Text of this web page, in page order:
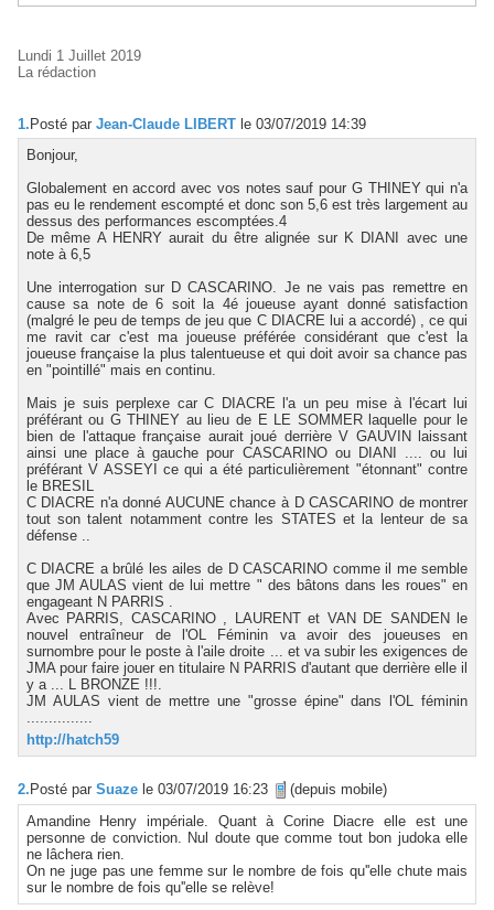
Lundi 1 Juillet 2019
La rédaction
1. Posté par Jean-Claude LIBERT le 03/07/2019 14:39
Bonjour,
Globalement en accord avec vos notes sauf pour G THINEY qui n'a
pas eu le rendement escompté et donc son 5,6 est très largement au
dessus des performances escomptées.4
De même A HENRY aurait du être alignée sur K DIANI avec une
note à 6,5
Une interrogation sur D CASCARINO. Je ne vais pas remettre en
cause sa note de 6 soit la 4é joueuse ayant donné satisfaction
(malgré le peu de temps de jeu que C DIACRE lui a accordé) , ce qui
me ravit car c'est ma joueuse préférée considérant que c'est la
joueuse française la plus talentueuse et qui doit avoir sa chance pas
en "pointillé" mais en continu.
Mais je suis perplexe car C DIACRE l'a un peu mise à l'écart lui
préférant ou G THINEY au lieu de E LE SOMMER laquelle pour le
bien de l'attaque française aurait joué derrière V GAUVIN laissant
ainsi une place à gauche pour CASCARINO ou DIANI .... ou lui
préférant V ASSEYI ce qui a été particulièrement "étonnant" contre
le BRESIL
C DIACRE n'a donné AUCUNE chance à D CASCARINO de montrer
tout son talent notamment contre les STATES et la lenteur de sa
défense ..
C DIACRE a brûlé les ailes de D CASCARINO comme il me semble
que JM AULAS vient de lui mettre " des bâtons dans les roues" en
engageant N PARRIS .
Avec PARRIS, CASCARINO , LAURENT et VAN DE SANDEN le
nouvel entraîneur de l'OL Féminin va avoir des joueuses en
surnombre pour le poste à l'aile droite ... et va subir les exigences de
JMA pour faire jouer en titulaire N PARRIS d'autant que derrière elle il
y a ... L BRONZE !!!.
JM AULAS vient de mettre une "grosse épine" dans l'OL féminin
...............
http://hatch59
2. Posté par Suaze le 03/07/2019 16:23
(depuis mobile)
Amandine Henry impériale. Quant à Corine Diacre elle est une
personne de conviction. Nul doute que comme tout bon judoka elle
ne lâchera rien.
On ne juge pas une femme sur le nombre de fois qu''elle chute mais
sur le nombre de fois qu''elle se relève!